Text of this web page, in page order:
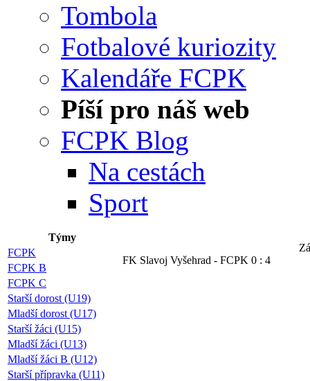
Tombola
Fotbalové kuriozity
Kalendáře FCPK
Píší pro náš web
FCPK Blog
Na cestách
Sport
Týmy
FCPK
FCPK B
FCPK C
Starší dorost (U19)
Mladší dorost (U17)
Starší žáci (U15)
Mladší žáci (U13)
Mladší žáci B (U12)
Starší přípravka (U11)
FK Slavoj Vyšehrad - FCPK 0 : 4